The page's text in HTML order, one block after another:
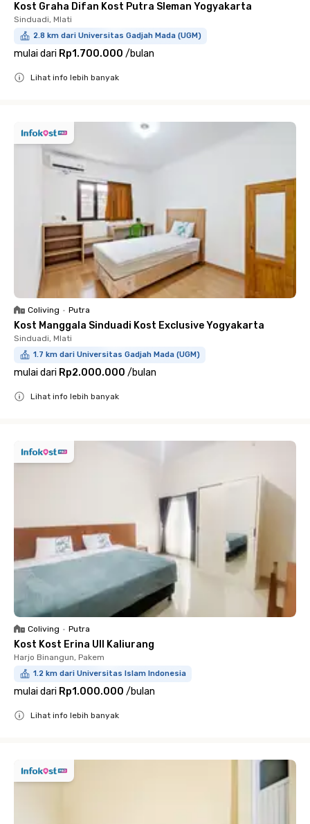
Kost Graha Difan Kost Putra Sleman Yogyakarta
Sinduadi, Mlati
2.8 km dari Universitas Gadjah Mada (UGM)
mulai dari Rp1.700.000 /bulan
Lihat info lebih banyak
Coliving • Putra
Kost Manggala Sinduadi Kost Exclusive Yogyakarta
Sinduadi, Mlati
1.7 km dari Universitas Gadjah Mada (UGM)
mulai dari Rp2.000.000 /bulan
Lihat info lebih banyak
Coliving • Putra
Kost Kost Erina UII Kaliurang
Harjo Binangun, Pakem
1.2 km dari Universitas Islam Indonesia
mulai dari Rp1.000.000 /bulan
Lihat info lebih banyak